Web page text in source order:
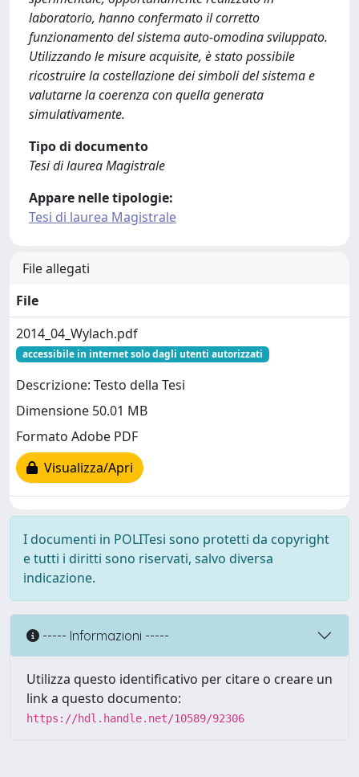
laboratorio, hanno confermato il corretto
funzionamento del sistema auto-omodina sviluppato.
Utilizzando le misure acquisite, è stato possibile
ricostruire la costellazione dei simboli del sistema e
valutarne la coerenza con quella generata
simulativamente.
Tipo di documento
Tesi di laurea Magistrale
Appare nelle tipologie:
Tesi di laurea Magistrale
File allegati
File
2014_04_Wylach.pdf
accessibile in internet solo dagli utenti autorizzati
Descrizione: Testo della Tesi
Dimensione 50.01 MB
Formato Adobe PDF
Visualizza/Apri
I documenti in POLITesi sono protetti da copyright
e tutti i diritti sono riservati, salvo diversa
indicazione.
----- Informazioni -----
Utilizza questo identificativo per citare o creare un
link a questo documento:
https://hdl.handle.net/10589/92306